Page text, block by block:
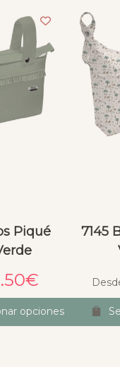
Piqué
€
opciones
7145